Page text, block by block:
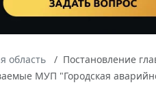
область
Постановление
МУП "Городская